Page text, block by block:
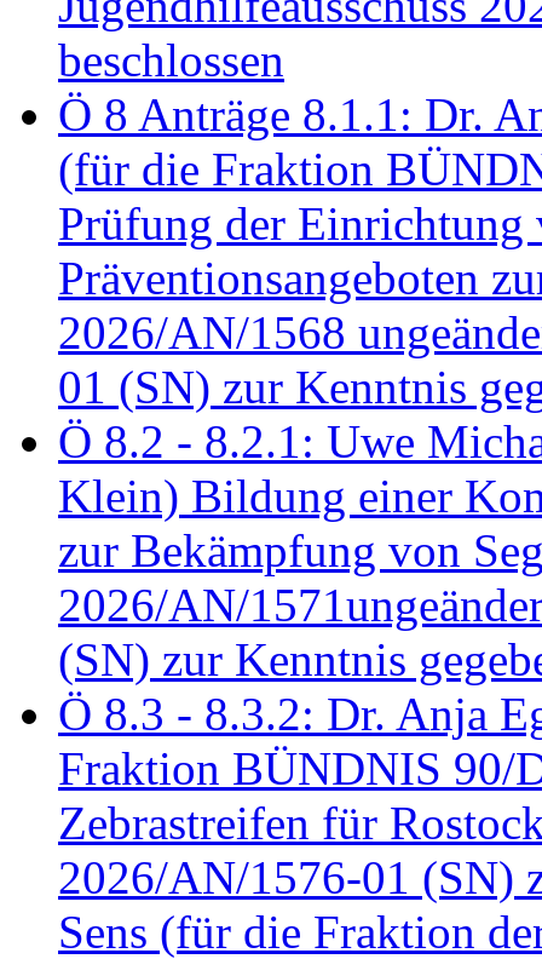
beschlossen
Ö 8 Anträge 8.1.1: Dr.
(für die Fraktion
Prüfung der Einrichtung
Präventionsangeboten
2026/AN/1568
01 (SN) zur Kenntnis
Ö 8.2 - 8.2.1: Uwe
Klein) Bildung einer
zur Bekämpfung von
2026/AN/
(SN) zur Kenntnis
Ö 8.3 - 8.3.2: Dr. Anja
Fraktion BÜNDNIS 90/
Zebrastreifen für
2026/AN/1576-01 (SN)
Sens (für die Fraktion